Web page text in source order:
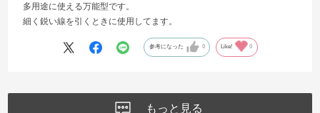
多用途に使える万能型です。
細く鋭い線を引くときに使用してます。
参考になった 0 Like! 0
もっと見る